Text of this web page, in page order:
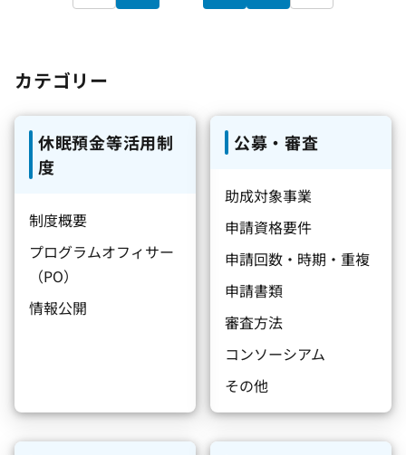
カテゴリー
休眠預金等活用制
度
制度概要
プログラムオフィサー
（PO）
情報公開
公募・審査
助成対象事業
申請資格要件
申請回数・時期・重複
申請書類
審査方法
コンソーシアム
その他